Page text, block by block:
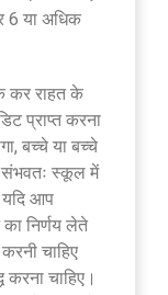
6 या अधिक
कर राहत के
प्राप्त करना
बच्चे या बच्चे
संभवतः स्कूल में
यदि आप
निर्णय लेते
चाहिए
चाहिए।